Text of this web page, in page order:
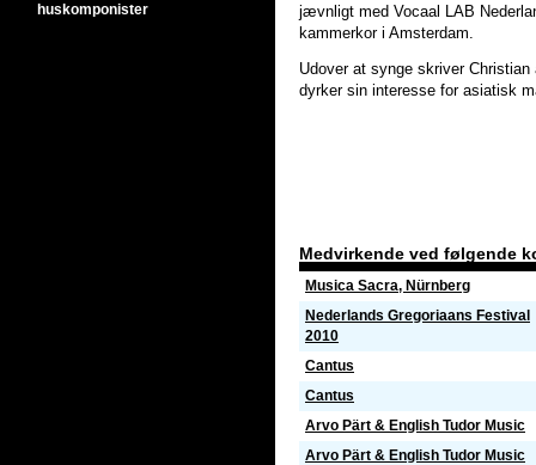
jævnligt med Vocaal LAB
kammerkor i Amsterdam.
Udover at synge skriver
dyrker sin interesse for asiatisk
Medvirkende ved følgende
Musica Sacra, Nürnberg
Nederlands Gregoriaans Festival
2010
Cantus
Cantus
Arvo Pärt & English Tudor Music
Arvo Pärt & English Tudor Music
huskomponister